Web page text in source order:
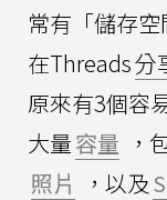
常有「儲存
在Threads分
原來有3個容
大量容量 ，
照片
，以及